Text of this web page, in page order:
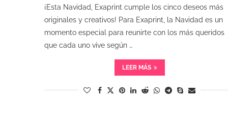
¡Esta Navidad, Exaprint cumple los cinco deseos más
originales y creativos! Para Exaprint, la Navidad es un
momento especial para reunirte con los más queridos
que cada uno vive según …
LEER MÁS